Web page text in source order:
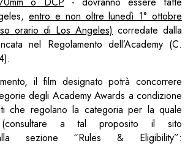
entro e non oltre lunedì 1° ottobre
orario di Los Angeles) corredate dalla
nel Regolamento dell’Academy (C.
il film designato potrà concorrere
degli Academy Awards a condizione
che regolano la categoria per la quale
(consultare a tal proposito il sito
sezione “Rules & Eligibility”: